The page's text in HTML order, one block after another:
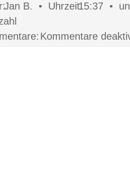
Jan B. • 15:37 •
Kommentare